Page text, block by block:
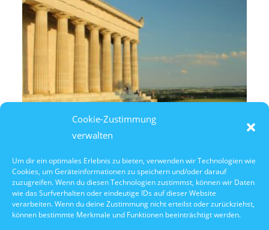
Cookie-Zustimmung
verwalten
Um dir ein optimales Erlebnis zu bieten, verwenden wir Technologien wie
Cookies, um Geräteinformationen zu speichern und/oder darauf
zuzugreifen. Wenn du diesen Technologien zustimmst, können wir Daten
wie das Surfverhalten oder eindeutige IDs auf dieser Website
verarbeiten. Wenn du deine Zustimmung nicht erteilst oder zurückziehst,
können bestimmte Merkmale und Funktionen beeinträchtigt werden.
10. August 2026
14:30 Uhr Walhalla Schifffahrt